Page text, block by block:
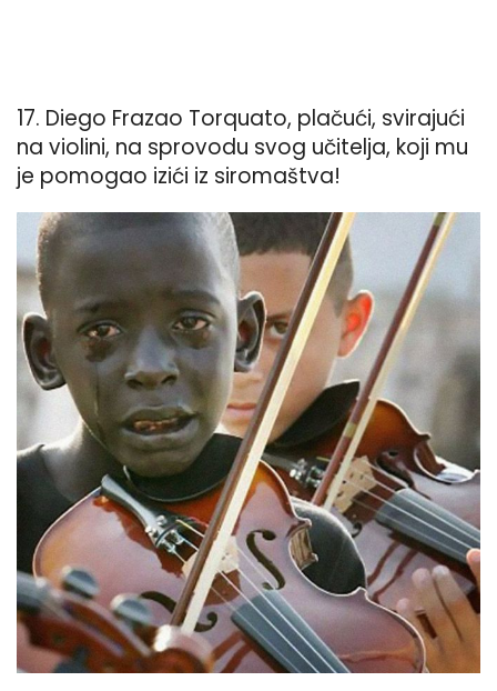
17. Diego Frazao Torquato, plačući, svirajući
na violini, na sprovodu svog učitelja, koji mu
je pomogao izići iz siromaštva!